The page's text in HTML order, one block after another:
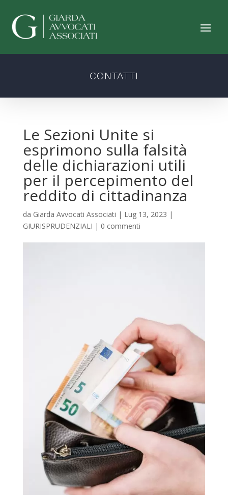
CONTATTI
Le Sezioni Unite si
esprimono sulla falsità
delle dichiarazioni utili
per il percepimento del
reddito di cittadinanza
da Giarda Avvocati Associati | Lug 13, 2023 |
GIURISPRUDENZIALI | 0 commenti